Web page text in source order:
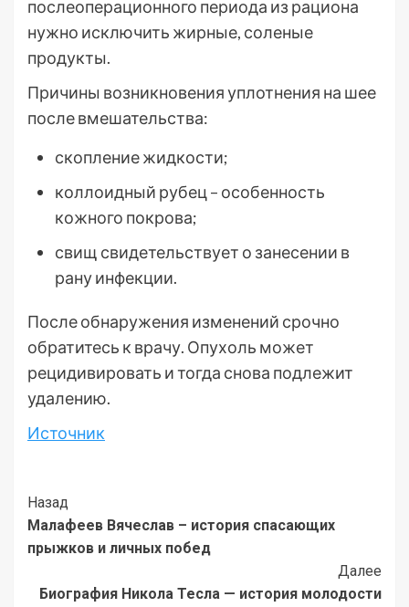
послеоперационного периода из рациона
нужно исключить жирные, соленые
продукты.
Причины возникновения уплотнения на шее
после вмешательства:
скопление жидкости;
коллоидный рубец – особенность
кожного покрова;
свищ свидетельствует о занесении в
рану инфекции.
После обнаружения изменений срочно
обратитесь к врачу. Опухоль может
рецидивировать и тогда снова подлежит
удалению.
Источник
Post
Navigation
Назад
Малафеев Вячеслав – история спасающих
прыжков и личных побед
Далее
Биография Никола Тесла — история молодости